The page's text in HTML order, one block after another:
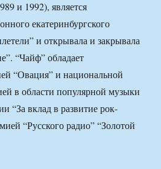
и 1992), является
екатеринбургского
и открывала и закрывала
“Чайф” обладает
“Овация” и национальной
в области популярной музыки
“За вклад в развитие рок-
“Русского радио” “Золотой